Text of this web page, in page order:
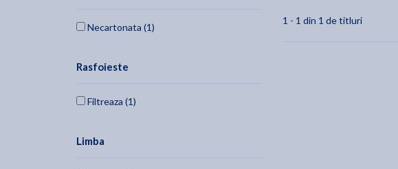
Necartonata (1)
Rasfoieste
Filtreaza (1)
Limba
1 - 1 din 1 de titluri